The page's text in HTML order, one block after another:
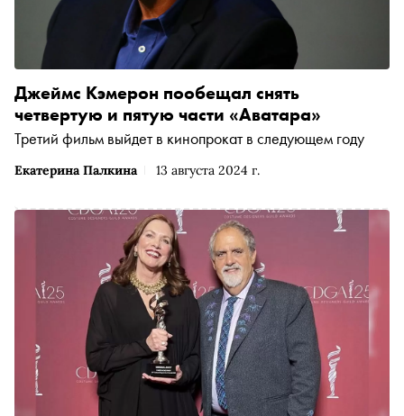
Екатерина Палкина 13 августа 2024 г.
Джеймс Кэмерон пообещал снять
четвертую и пятую части «Аватара»
Третий фильм выйдет в кинопрокат в следующем году